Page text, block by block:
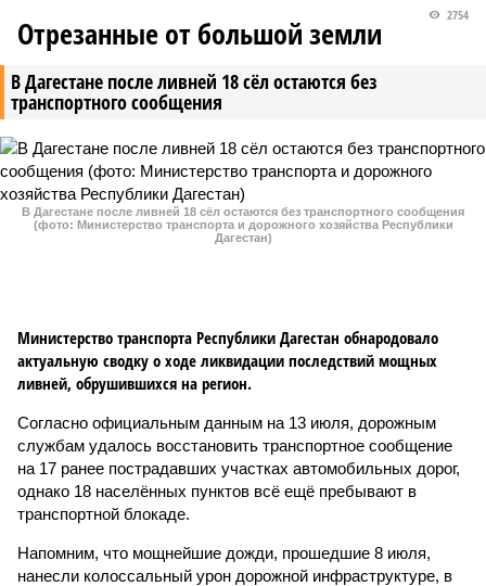
В Дагестане после ливней 18 сёл остаются без
транспортного сообщения
2754
Отрезанные от большой земли
В Дагестане после ливней 18 сёл остаются без транспортного сообщения
(фото: Министерство транспорта и дорожного хозяйства Республики
Дагестан)
Министерство транспорта Республики Дагестан обнародовало
актуальную сводку о ходе ликвидации последствий мощных
ливней, обрушившихся на регион.
Согласно официальным данным на 13 июля, дорожным
службам удалось восстановить транспортное сообщение
на 17 ранее пострадавших участках автомобильных дорог,
однако 18 населённых пунктов всё ещё пребывают в
транспортной блокаде.
Напомним, что мощнейшие дожди, прошедшие 8 июля,
нанесли колоссальный урон дорожной инфраструктуре, в